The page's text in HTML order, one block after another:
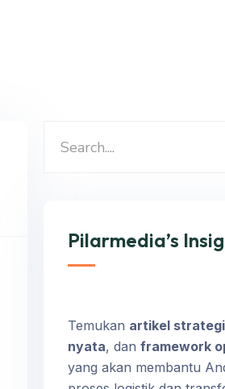
Pilarmedia’s
Temukan artikel
nyata, dan framework
yang akan membantu